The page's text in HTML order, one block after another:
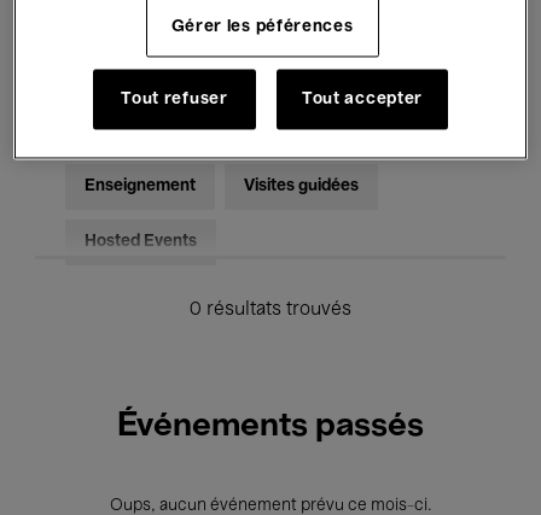
Musique électronique
Pour tous Kids’ Palace
Enseignement Visites guidées
Hosted Events
0 résultats trouvés
Événements passés
Oups, aucun événement prévu ce mois-ci.
Gérer les péférences
Tout refuser Tout accepter